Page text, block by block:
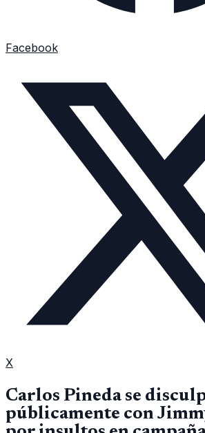
Facebook
X
Carlos Pineda se
públicamente con